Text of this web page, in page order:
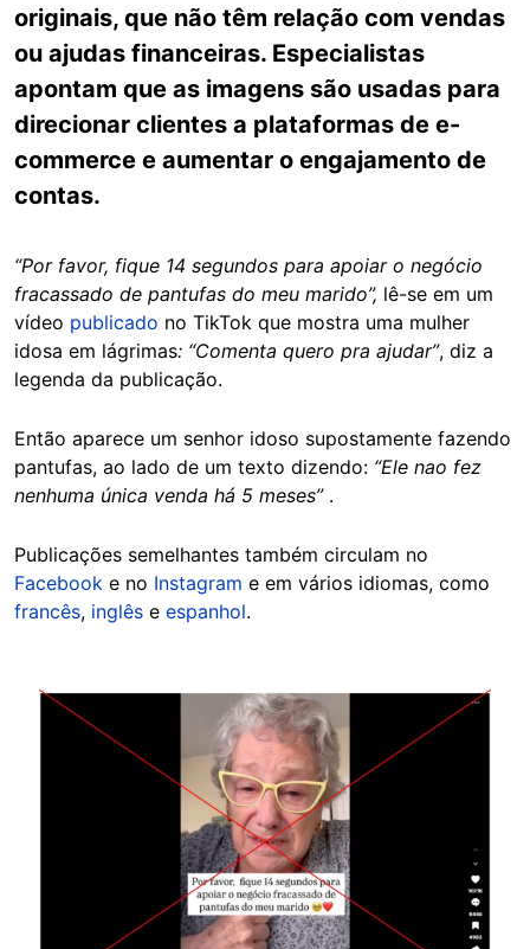
originais, que não têm relação com vendas
ou ajudas financeiras. Especialistas
apontam que as imagens são usadas para
direcionar clientes a plataformas de e-
commerce e aumentar o engajamento de
contas.
“Por favor, fique 14 segundos para apoiar o negócio
fracassado de pantufas do meu marido”, lê-se em um
vídeo publicado no TikTok que mostra uma mulher
idosa em lágrimas: “Comenta quero pra ajudar”, diz a
legenda da publicação.
Então aparece um senhor idoso supostamente fazendo
pantufas, ao lado de um texto dizendo: “Ele nao fez
nenhuma única venda há 5 meses”.
Publicações semelhantes também circulam no
Facebook e no Instagram e em vários idiomas, como
francês, inglês e espanhol.
Image